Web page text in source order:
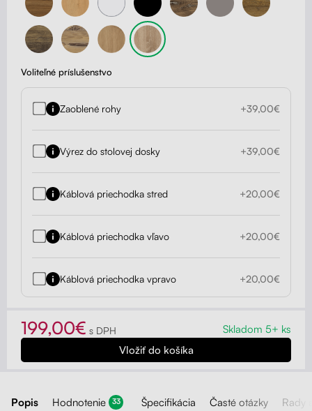
Voliteľné príslušenstvo
Zaoblené rohy +39,00€
Výrez do stolovej dosky +39,00€
Káblová priechodka stred +20,00€
Káblová priechodka vľavo +20,00€
Káblová priechodka vpravo +20,00€
199,00€ s DPH Skladom 5+ ks
Popis Hodnotenie 33 Špecifikácia Časté otázky Rady